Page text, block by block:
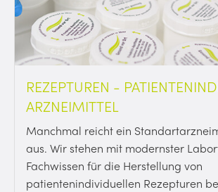
REZEPTUREN -
ARZNEIMITTEL
Manchmal reicht ein
aus. Wir stehen mit modernster
Fachwissen für die Herstellung von
patientenindividuellen Rezepturen